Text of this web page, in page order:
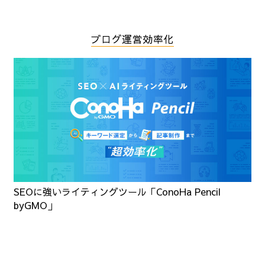
ブログ運営効率化
SEOに強いライティングツール「ConoHa Pencil
byGMO」